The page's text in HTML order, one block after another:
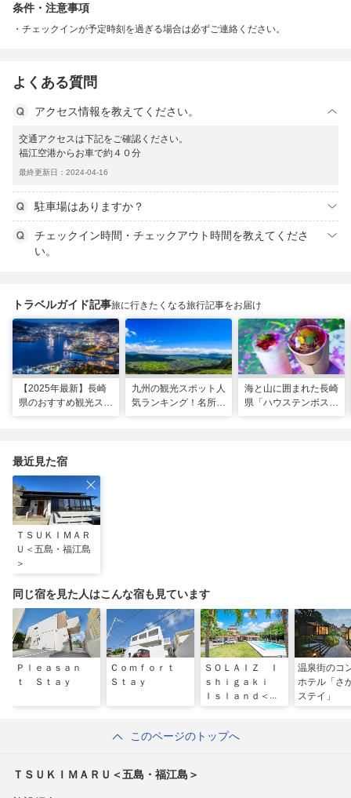
条件・注意事項
チェックインが予定時刻を過ぎる場合は必ずご連絡ください。
よくある質問
アクセス情報を教えてください。
交通アクセスは下記をご確認ください。
福江空港からお車で約４０分
最終更新日：2024-04-16
駐車場はありますか？
チェックイン時間・チェックアウト時間を教えてくださ
い。
トラベルガイド記事旅に行きたくなる旅行記事をお届け
【2025年最新】長崎
県のおすすめ観光スポ
九州の観光スポット人
気ランキング！名所も
海と山に囲まれた長崎
県「ハウステンボス」
最近見た宿
ＴＳＵＫＩＭＡＲ
Ｕ＜五島・福江島
＞
同じ宿を見た人はこんな宿も見ています
Ｐｌｅａｓａｎ
ｔ Ｓｔａｙ
Ｃｏｍｆｏｒｔ
Ｓｔａｙ
ＳＯＬＡＩＺ Ｉ
ｓｈｉｇａｋｉ
Ｉｓｌａｎｄ＜石
温泉街のコ
ホテル「さ
ステイ」
このページのトップへ
ＴＳＵＫＩＭＡＲＵ＜五島・福江島＞